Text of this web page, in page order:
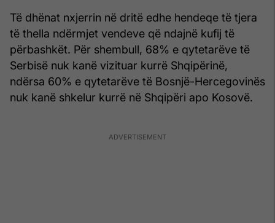
Të dhënat nxjerrin në dritë edhe hendeqe të tjera
të thella ndërmjet vendeve që ndajnë kufij të
përbashkët. Për shembull, 68% e qytetarëve të
Serbisë nuk kanë vizituar kurrë Shqipërinë,
ndërsa 60% e qytetarëve të Bosnjë-Hercegovinës
nuk kanë shkelur kurrë në Shqipëri apo Kosovë.